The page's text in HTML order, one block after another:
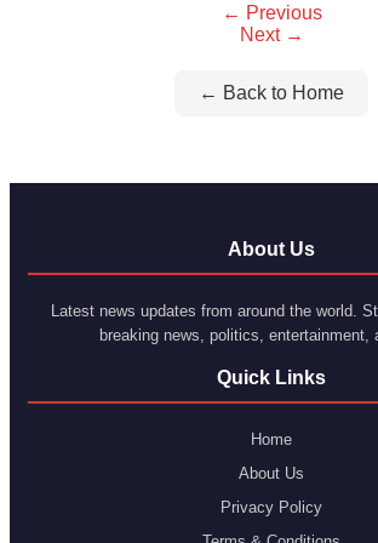
← Previous
Next →
← Back to Home
About Us
Latest news updates from around the world.
breaking news, politics, entertainment,
Quick Links
Home
About Us
Privacy Policy